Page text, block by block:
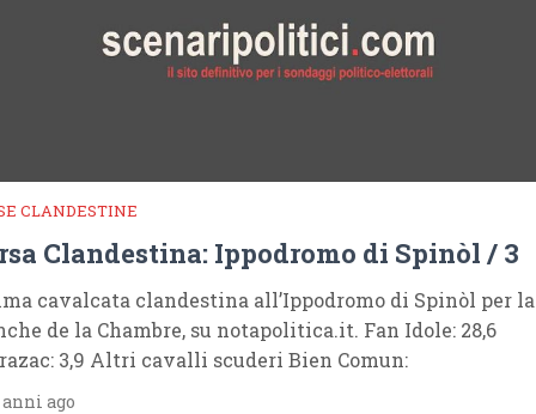
CLANDESTINE
Clandestina: Ippodromo di Spinòl / 3
cavalcata clandestina all’Ippodromo di Spinòl per la
de la Chambre, su notapolitica.it. Fan Idole: 28,6
3,9 Altri cavalli scuderi Bien Comun:
ago